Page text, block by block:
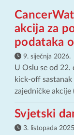
akcija za
podataka
9. siječnja 2026.
U Oslu se od 22.
kick-off
zajedničke akcije
Svjetski
3. listopada